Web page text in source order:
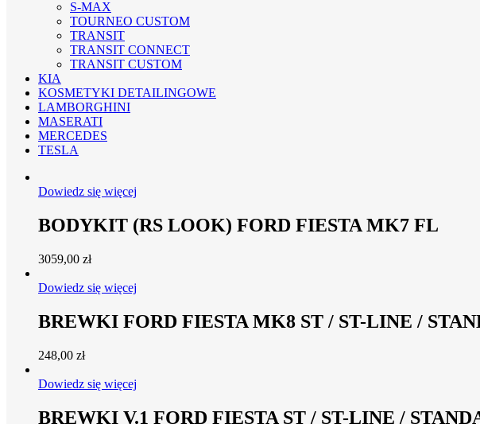
S-MAX
TOURNEO CUSTOM
TRANSIT
TRANSIT CONNECT
TRANSIT CUSTOM
KIA
KOSMETYKI DETAILINGOWE
LAMBORGHINI
MASERATI
MERCEDES
TESLA
Dowiedz się więcej
BODYKIT (RS LOOK) FORD FIESTA MK7 FL
3059,00 zł
Dowiedz się więcej
BREWKI FORD FIESTA MK8 ST / ST-LINE /
248,00 zł
Dowiedz się więcej
BREWKI V.1 FORD FIESTA ST / ST-LINE /